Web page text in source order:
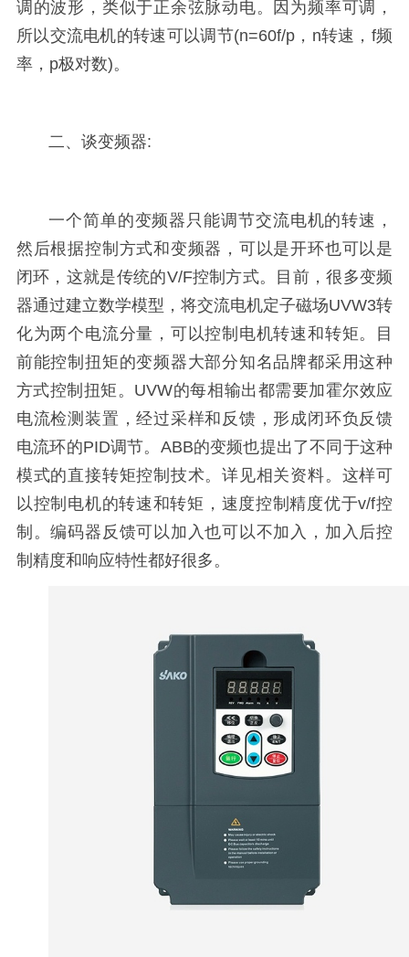
调的波形，类似于正余弦脉动电。因为频率可调，
所以交流电机的转速可以调节(n=60f/p，n转速，f频
率，p极对数)。
二、谈变频器:
一个简单的变频器只能调节交流电机的转速，
然后根据控制方式和变频器，可以是开环也可以是
闭环，这就是传统的V/F控制方式。目前，很多变频
器通过建立数学模型，将交流电机定子磁场UVW3转
化为两个电流分量，可以控制电机转速和转矩。目
前能控制扭矩的变频器大部分知名品牌都采用这种
方式控制扭矩。UVW的每相输出都需要加霍尔效应
电流检测装置，经过采样和反馈，形成闭环负反馈
电流环的PID调节。ABB的变频也提出了不同于这种
模式的直接转矩控制技术。详见相关资料。这样可
以控制电机的转速和转矩，速度控制精度优于v/f控
制。编码器反馈可以加入也可以不加入，加入后控
制精度和响应特性都好很多。